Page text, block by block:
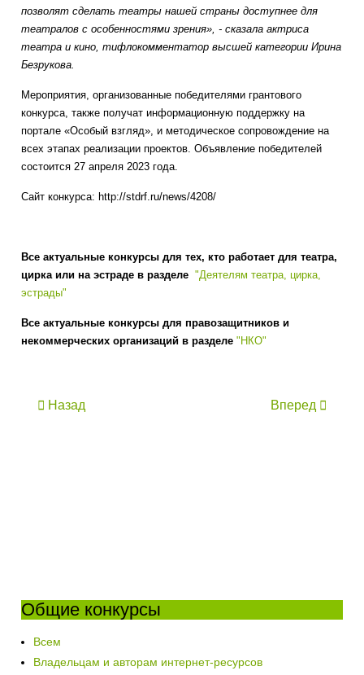
позволят сделать театры нашей страны доступнее для
театралов с особенностями зрения», - сказала актриса
театра и кино, тифлокомментатор высшей категории Ирина
Безрукова.
Мероприятия, организованные победителями грантового
конкурса, также получат информационную поддержку на
портале «Особый взгляд», и методическое сопровождение на
всех этапах реализации проектов. Объявление победителей
состоится 27 апреля 2023 года.
Сайт конкурса: http://stdrf.ru/news/4208/
Все актуальные конкурсы для тех, кто работает для театра,
цирка или на эстраде в разделе"Деятелям театра, цирка,
эстрады"
Все актуальные конкурсы для правозащитников и
некоммерческих организаций в разделе"НКО"
Назад Вперед
Общие конкурсы
Всем
Владельцам и авторам интернет-ресурсов